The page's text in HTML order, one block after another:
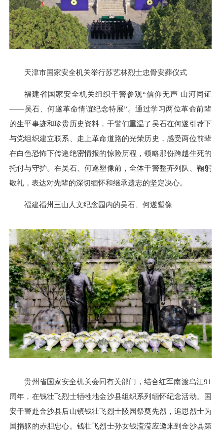
天津市国家安全机关举行苏艺林烈士忠骨安葬仪式
福建省国家安全机关组织干警参观“信仰无声 山河同证
——吴石、何遂革命情谊纪念特展”。通过学习两位革命前辈
的生平事迹和珍贵历史资料，干警们重温了吴石在何遂引荐下
与党组织建立联系、走上革命道路的光荣历史，感受两位前辈
在白色恐怖下传递绝密情报的惊险历程，领略那份跨越生死的
托付与守护。在吴石、何遂塑像前，全体干警整齐列队、鞠躬
敬礼，表达对先辈的深切缅怀和继承遗志的坚定决心。
福建福州三山人文纪念园内的吴石、何遂塑像
贵州省国家安全机关会同有关部门，结合红军南渡乌江91
周年，在钱壮飞烈士牺牲地金沙县组织系列缅怀纪念活动。国
安干警赴金沙县后山镇钱壮飞烈士陵园祭奠先烈，追思烈士为
国捐躯的赤胆忠心。钱壮飞烈士孙女钱滢滢应邀来到金沙县第